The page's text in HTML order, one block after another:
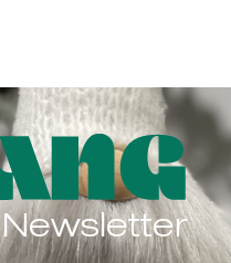
Newsletter